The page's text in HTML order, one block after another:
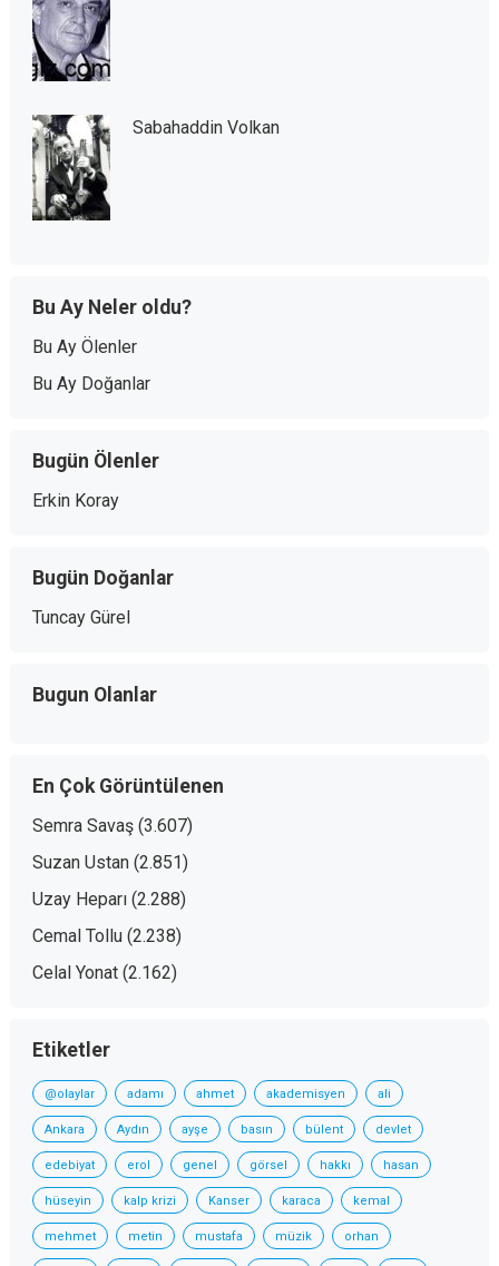
Sabahaddin Volkan
Bu Ay Neler oldu?
Bu Ay Ölenler
Bu Ay Doğanlar
Bugün Ölenler
Erkin Koray
Bugün Doğanlar
Tuncay Gürel
Bugun Olanlar
En Çok Görüntülenen
Semra Savaş (3.607)
Suzan Ustan (2.851)
Uzay Heparı (2.288)
Cemal Tollu (2.238)
Celal Yonat (2.162)
Etiketler
@olaylar adamı ahmet akademisyen ali
Ankara Aydın ayşe basın bülent devlet
edebiyat erol genel görsel hakkı hasan
hüseyin kalp krizi Kanser karaca kemal
mehmet metin mustafa müzik orhan